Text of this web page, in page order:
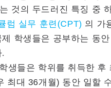
것의 두드러진 특징 중
럼 실무 훈련(CPT) 의 가
학생들은 공부하는 동
생들은 학위를 취득한 후
최대 36개월) 동안 일할